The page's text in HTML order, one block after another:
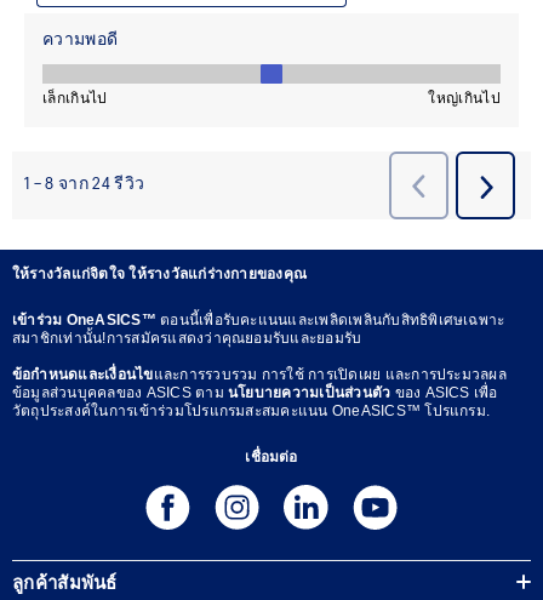
ให้รางวัลแก่จิตใจ ให้รางวัลแก่ร่างกายของคุณ
เข้าร่วม OneASICS™ตอนนี้เพื่อรับคะแนนและเพลิดเพลินกับสิทธิพิเศษเฉพาะ
สมาชิกเท่านั้น!การสมัครแสดงว่าคุณยอมรับและยอมรับ
ข้อกำหนดและเงื่อนไขและการรวบรวม การใช้ การเปิดเผย และการประมวลผล
ข้อมูลส่วนบุคคลของ ASICS ตาม นโยบายความเป็นส่วนตัว ของ ASICS เพื่อ
วัตถุประสงค์ในการเข้าร่วมโปรแกรมสะสมคะแนน OneASICS™ โปรแกรม.
เชื่อมต่อ
ลูกค้าสัมพันธ์